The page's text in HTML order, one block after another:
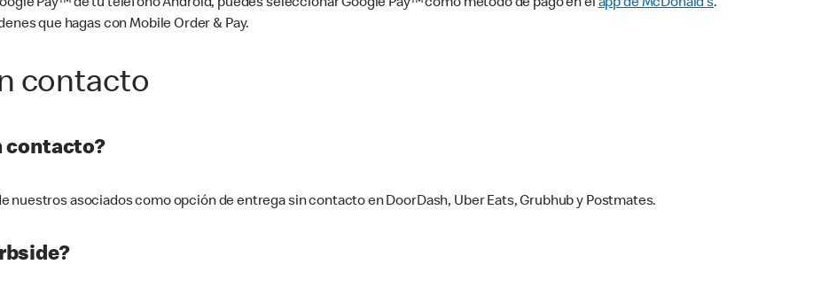
Pay™ de tu teléfono Android, puedes seleccionar Google Pay™ como método de pago en elapp de McDonald’s.
que hagas con Mobile Order & Pay.
contacto
contacto?
nuestros asociados como opción de entrega sin contacto en DoorDash, Uber Eats, Grubhub y Postmates.